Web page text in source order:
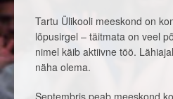
Tartu Ülikooli meeskond on
lõpusirgel – täitmata on veel
nimel käib aktiivne töö.
näha olema.